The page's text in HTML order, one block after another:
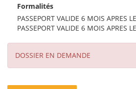
Formalités
PASSEPORT VALIDE 6 MOIS APRES
PASSEPORT VALIDE 6 MOIS APRES
DOSSIER EN DEMANDE